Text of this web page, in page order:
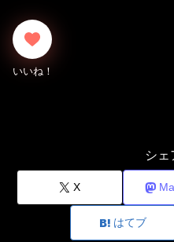
シェ
X
はてブ